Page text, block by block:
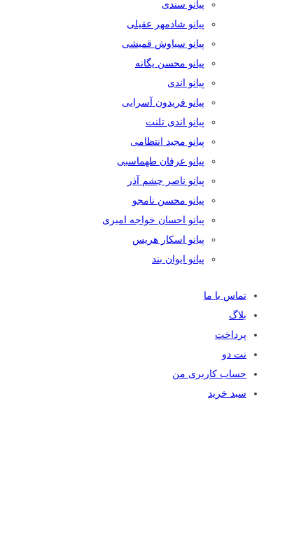
پیانو سندی
پیانو شادمهر عقیلی
پیانو سیاوش قمیشی
پیانو محسن یگانه
پیانو اندی
پیانو فریدون آسرایی
پیانو اندی تلنت
پیانو مجید انتظامی
پیانو عرفان طهماسبی
پیانو ناصر چشم آذر
پیانو محسن نامجو
پیانو احسان خواجه امیری
پیانو اسکار هریس
پیانو ایوان بند
تماس با ما
بلاگ
پرداخت
نت دو
حساب کاربری من
سبد خرید